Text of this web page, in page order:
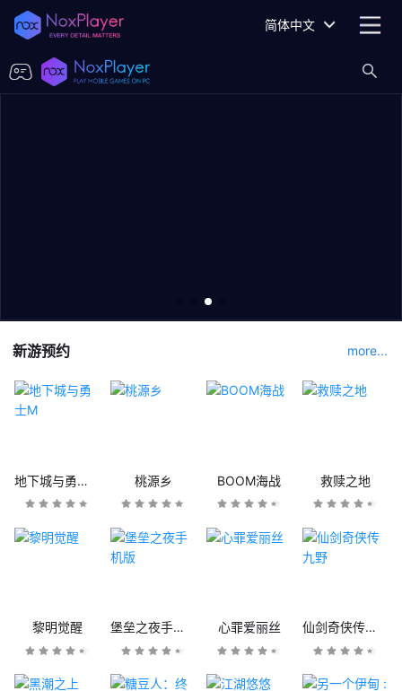
简体中文
新游预约 more...
地下城与勇士M 桃源乡 BOOM海战 救赎之地
黎明觉醒 堡垒之夜手机版 心罪爱丽丝 仙剑奇侠传九野